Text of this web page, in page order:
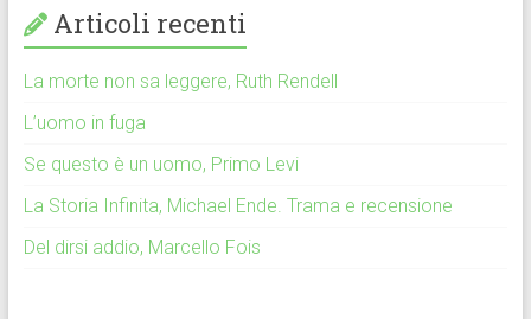
Articoli recenti
La morte non sa leggere, Ruth Rendell
L’uomo in fuga
Se questo è un uomo, Primo Levi
La Storia Infinita, Michael Ende. Trama e recensione
Del dirsi addio, Marcello Fois